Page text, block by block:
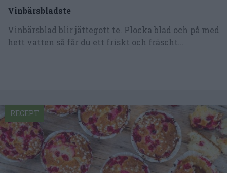
Vinbärsbladste
Vinbärsblad blir jättegott te. Plocka blad och på med
hett vatten så får du ett friskt och fräscht...
RECEPT